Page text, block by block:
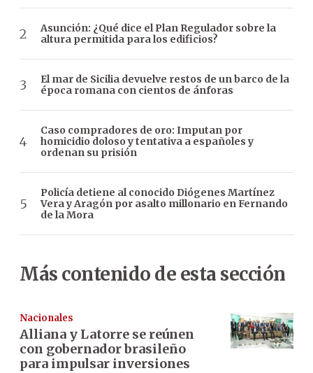
Asunción: ¿Qué dice el Plan Regulador sobre la
altura permitida para los edificios?
El mar de Sicilia devuelve restos de un barco de la
época romana con cientos de ánforas
Caso compradores de oro: Imputan por
homicidio doloso y tentativa a españoles y
ordenan su prisión
Policía detiene al conocido Diógenes Martínez
Vera y Aragón por asalto millonario en Fernando
de la Mora
Más contenido de esta sección
Nacionales
Alliana y Latorre se reúnen
con gobernador brasileño
para impulsar inversiones